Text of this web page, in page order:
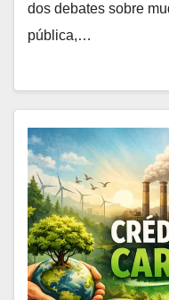
dos debates sobre
pública,…